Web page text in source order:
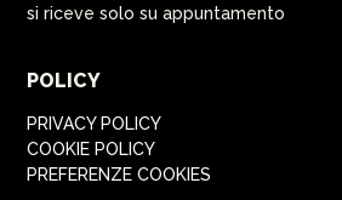
si riceve solo su appuntamento
POLICY
PRIVACY POLICY
COOKIE POLICY
PREFERENZE COOKIES